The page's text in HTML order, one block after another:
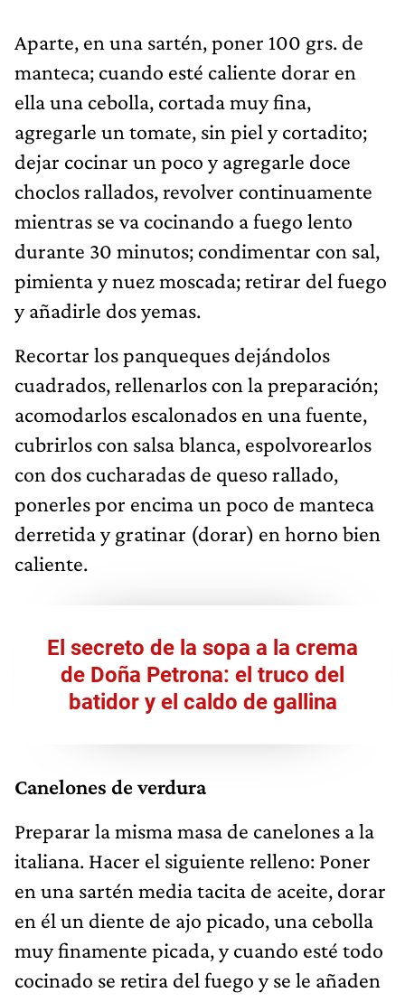
Aparte, en una sartén, poner 100 grs. de
manteca; cuando esté caliente dorar en
ella una cebolla, cortada muy fina,
agregarle un tomate, sin piel y cortadito;
dejar cocinar un poco y agregarle doce
choclos rallados, revolver continuamente
mientras se va cocinando a fuego lento
durante 30 minutos; condimentar con sal,
pimienta y nuez moscada; retirar del fuego
y añadirle dos yemas.
Recortar los panqueques dejándolos
cuadrados, rellenarlos con la preparación;
acomodarlos escalonados en una fuente,
cubrirlos con salsa blanca, espolvorearlos
con dos cucharadas de queso rallado,
ponerles por encima un poco de manteca
derretida y gratinar (dorar) en horno bien
caliente.
El secreto de la sopa a la crema
de Doña Petrona: el truco del
batidor y el caldo de gallina
Canelones de verdura
Preparar la misma masa de canelones a la
italiana. Hacer el siguiente relleno: Poner
en una sartén media tacita de aceite, dorar
en él un diente de ajo picado, una cebolla
muy finamente picada, y cuando esté todo
cocinado se retira del fuego y se le añaden